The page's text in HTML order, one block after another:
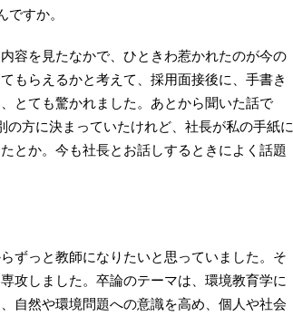
すか。
容を見たなかで、ひときわ惹かれたのが今の
もらえるかと考えて、採用面接後に、手書き
とても驚かれました。あとから聞いた話で
方に決まっていたけれど、社長が私の手紙に
とか。今も社長とお話しするときによく話題
ずっと教師になりたいと思っていました。そ
攻しました。卒論のテーマは、環境教育学に
自然や環境問題への意識を高め、個人や社会